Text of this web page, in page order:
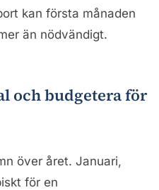
kan första månaden
än nödvändigt.
och budgetera för
över året. Januari,
för en